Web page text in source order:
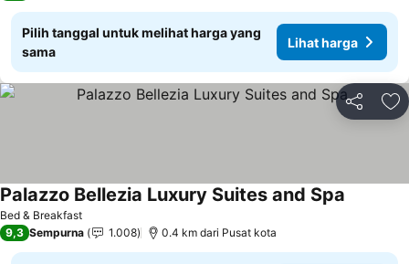
Pilih tanggal untuk melihat harga yang
sama
Lihat harga
Bagikan
Bed & Breakfast
Palazzo Bellezia Luxury Suites and Spa
9,3 Sempurna 1.008 0.4 km dari Pusat kota